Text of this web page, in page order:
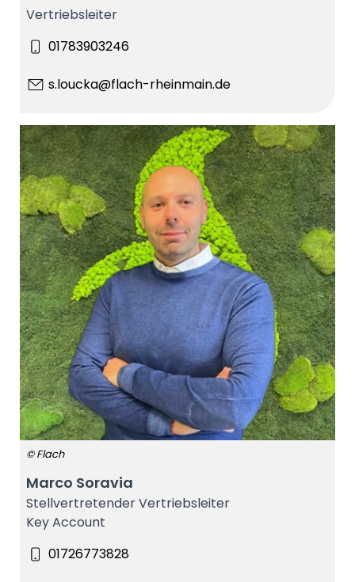
Vertriebsleiter
01783903246
s.loucka@flach-rheinmain.de
© Flach
Marco Soravia
Stellvertretender Vertriebsleiter
Key Account
01726773828